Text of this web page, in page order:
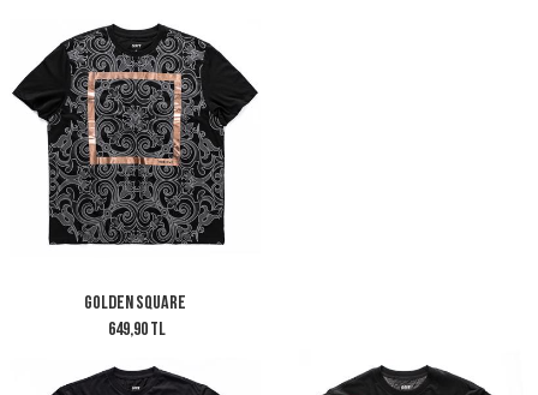
Golden Square
649,90 TL